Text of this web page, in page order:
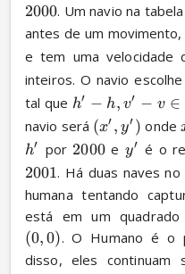
2000. Um navio na
antes de um
e tem uma velocidade
inteiros. O navio
tal que h′ − h, v′ − v ∈
navio será (x′ , y′ ) onde
h′ por 2000 e y′ é o
2001. Há duas naves
humana tentando
está em um
(0, 0). O Humano é o
disso, eles continuam